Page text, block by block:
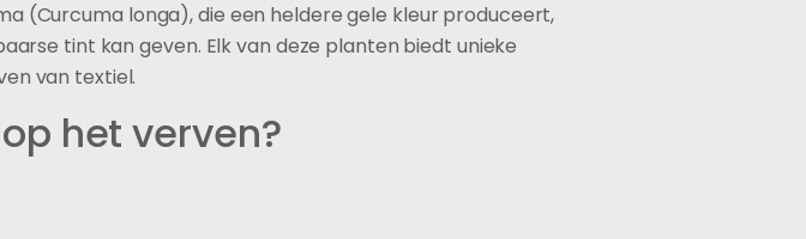
(Curcuma longa), die een heldere gele kleur produceert,
tint kan geven. Elk van deze planten biedt unieke
van textiel.
het verven?